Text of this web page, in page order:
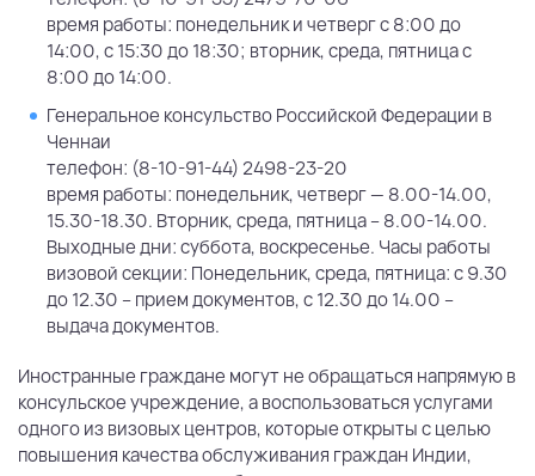
время работы: понедельник и четверг с 8:00 до
14:00, с 15:30 до 18:30; вторник, среда, пятница с
8:00 до 14:00.
Генеральное консульство Российской Федерации в
Ченнаи
телефон: (8-10-91-44) 2498-23-20
время работы: понедельник, четверг — 8.00-14.00,
15.30-18.30. Вторник, среда, пятница – 8.00-14.00.
Выходные дни: суббота, воскресенье. Часы работы
визовой секции: Понедельник, среда, пятница: с 9.30
до 12.30 – прием документов, с 12.30 до 14.00 –
выдача документов.
Иностранные граждане могут не обращаться напрямую в
консульское учреждение, а воспользоваться услугами
одного из визовых центров, которые открыты с целью
повышения качества обслуживания граждан Индии,